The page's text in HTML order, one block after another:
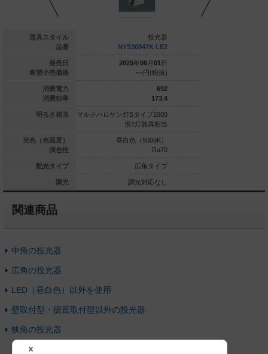
器具スタイル
品番
発売日
希望小売価格
消費電力
消費効率
明るさ相当
光色（色温度）
演色性
配光タイプ
調光
投光器
円(税抜)
591
162.4
Sタイプ1500
色（5000K）
狭角タイプ
投光器
NYS30847K LE2
2025年06 月 01 日
---円(税抜)
692
173.4
マルチハロゲン灯Sタイプ2000
形1灯器具相当
昼白色（5000K）
Ra70
広角タイプ
調光対応なし
関連商品
中角の投光器
広角の投光器
LED（昼白色）以外を使用
壁取付型・据置取付型以外の投光器
狭角の投光器